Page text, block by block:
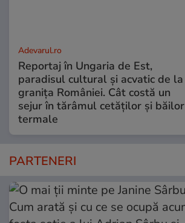
Adevarul.ro
Reportaj în Ungaria de Est,
paradisul cultural și acvatic de la
granița României. Cât costă un
sejur în tărâmul cetăților și băilor
termale
PARTENERI